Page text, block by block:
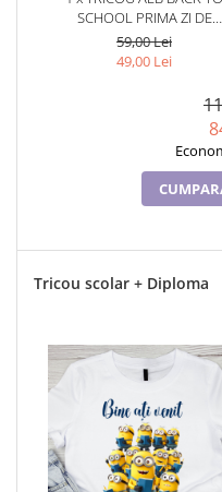
SCHOOL PRIMA ZI DE
GRADINITA DIN BUMBAC
TEMATICA MINIONI
59,00 Lei
49,00 Lei
Tricou scolar + Diploma